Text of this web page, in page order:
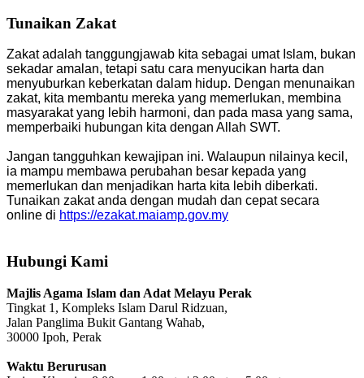
Tunaikan Zakat
Zakat adalah tanggungjawab kita sebagai umat Islam, bukan
sekadar amalan, tetapi satu cara menyucikan harta dan
menyuburkan keberkatan dalam hidup. Dengan menunaikan
zakat, kita membantu mereka yang memerlukan, membina
masyarakat yang lebih harmoni, dan pada masa yang sama,
memperbaiki hubungan kita dengan Allah SWT.
Jangan tangguhkan kewajipan ini. Walaupun nilainya kecil,
ia mampu membawa perubahan besar kepada yang
memerlukan dan menjadikan harta kita lebih diberkati.
Tunaikan zakat anda dengan mudah dan cepat secara
online di https://ezakat.maiamp.gov.my
Hubungi Kami
Majlis Agama Islam dan Adat Melayu Perak
Tingkat 1, Kompleks Islam Darul Ridzuan,
Jalan Panglima Bukit Gantang Wahab,
30000 Ipoh, Perak
Waktu Berurusan